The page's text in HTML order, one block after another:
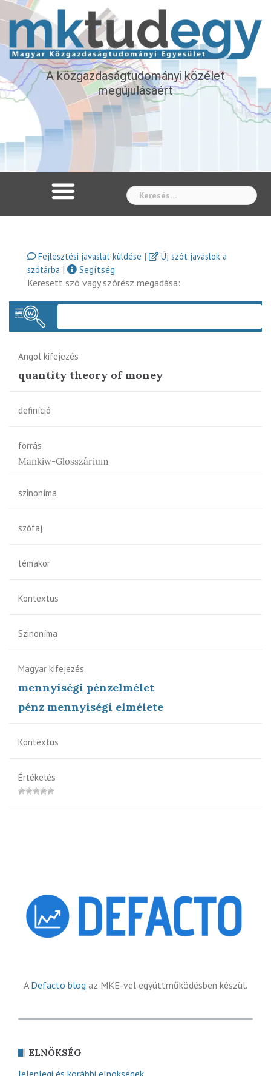
A közgazdaságtudományi közélet
megújulásáért
Fejlesztési javaslat küldése |
Új szót javaslok a
szótárba |
Segítség
Keresett szó vagy szórész megadása:
Angol kifejezés
quantity theory of money
definíció
forrás
Mankiw-Glosszárium
szinoníma
szófaj
témakör
Kontextus
Szinoníma
Magyar kifejezés
mennyiségi pénzelmélet
pénz mennyiségi elmélete
Kontextus
Értékelés
A Defacto blog az MKE-vel együttműködésben készül.
ELNÖKSÉG
Jelenlegi és korábbi elnökségek